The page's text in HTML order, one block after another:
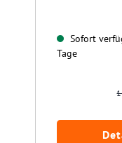
Sofort
Tage